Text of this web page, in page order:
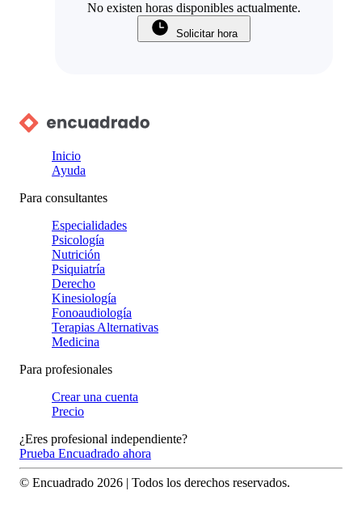
No existen horas disponibles actualmente.
Solicitar hora
Inicio
Ayuda
Para consultantes
Especialidades
Psicología
Nutrición
Psiquiatría
Derecho
Kinesiología
Fonoaudiología
Terapias Alternativas
Medicina
Para profesionales
Crear una cuenta
Precio
¿Eres profesional independiente?
Prueba Encuadrado ahora
© Encuadrado 2026 | Todos los derechos reservados.